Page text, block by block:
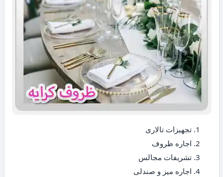
تجهیزات تالاری
اجاره ظروف
تشریفات مجالس
اجاره میز و صندلی